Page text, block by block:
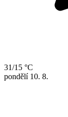
31/15 °C
pondělí 10. 8.